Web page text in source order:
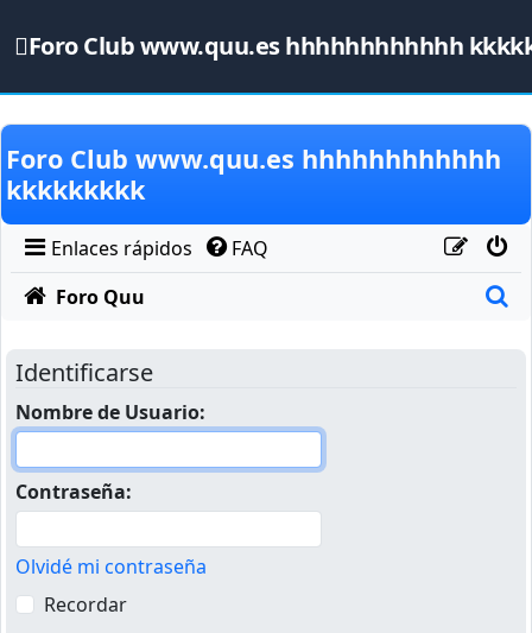
Foro Club www.quu.es hhhhhhhhhhhh
Obviar
Foro Club www.quu.es hhhhhhhhhhhh
kkkkkkkkk
Enlaces rápidos
FAQ
Foro Quu
Identificarse
Nombre de Usuario:
Contraseña:
Olvidé mi contraseña
Recordar